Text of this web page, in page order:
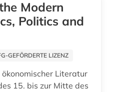
elektronische zeitschrift (1)
elektronische zeitung (2)
Modern
Politics and
GEFÖRDERTE LIZENZ
Literatur
15. bis zur Mitte des